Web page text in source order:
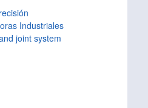
Industriales
joint system